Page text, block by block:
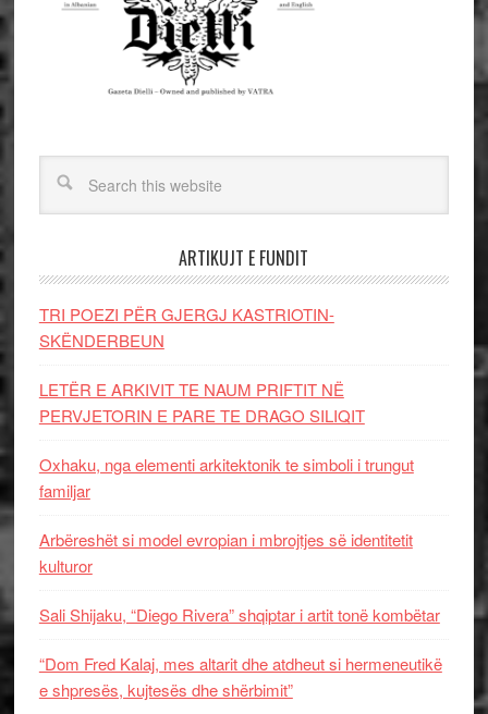
ARTIKUJT E FUNDIT
TRI POEZI PËR GJERGJ KASTRIOTIN-
SKËNDERBEUN
LETËR E ARKIVIT TE NAUM PRIFTIT NË
PERVJETORIN E PARE TE DRAGO SILIQIT
Oxhaku, nga elementi arkitektonik te simboli i trungut
familjar
Arbëreshët si model evropian i mbrojtjes së identitetit
kulturor
Sali Shijaku, “Diego Rivera” shqiptar i artit tonë kombëtar
“Dom Fred Kalaj, mes altarit dhe atdheut si hermeneutikë
e shpresës, kujtesës dhe shërbimit”